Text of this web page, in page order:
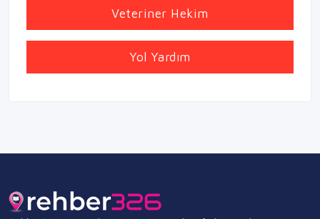
Veteriner Hekim
Yol Yardım